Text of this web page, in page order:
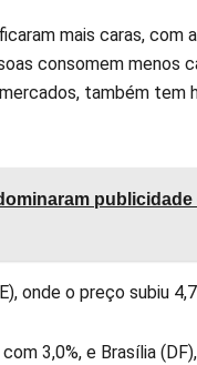
mais caras, com
consomem menos
também tem
onde o preço subiu
3,0%, e Brasília